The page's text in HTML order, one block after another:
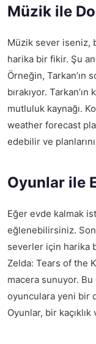
Müzik ile
Müzik sever iseniz,
harika bir fikir. Şu
Örneğin, Tarkan’ın
bırakıyor.
mutluluk kaynağı.
weather forecast
edebilir ve
Oyunlar ile
Eğer evde kalmak
eğlenebilirsiniz.
severler için harika
Zelda: Tears of the
macera sunuyor.
oyunculara yeni bir
Oyunlar, bir